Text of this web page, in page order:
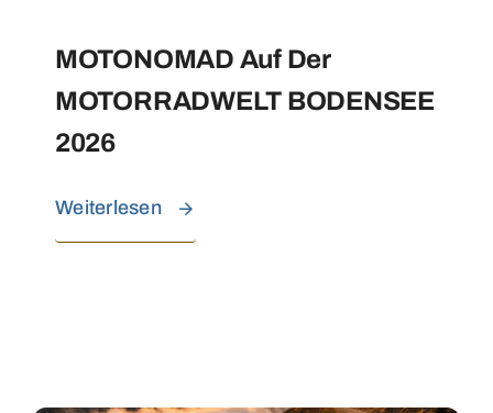
MOTONOMAD Auf Der
MOTORRADWELT BODENSEE
2026
Weiterlesen